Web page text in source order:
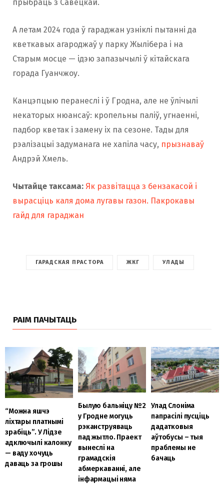
прыбраць з Савецкай.
А летам 2024 года ў гараджан узніклі пытанні да
кветкавых агароджаў у парку Жылібера і на
Старым мосце — ідэю запазычылі ў кітайскага
горада Гуанчжоу.
Канцэпцыю перанеслі і ў Гродна, але не ўлічылі
некаторых нюансаў: кропельны паліў, угнаенні,
падбор кветак і замену іх па сезоне. Тады для
рэалізацыі задуманага не хапіла часу, прызнаваў
Андрэй Хмель.
Чытайце таксама: Як развітацца з бензакасой і
вырасціць каля дома лугавы газон. Пакрокавы
гайд для гараджан
ГАРАДСКАЯ ПРАСТОРА ЖКГ УЛАДЫ
РАІМ ПАЧЫТАЦЬ
“Можна яшчэ
ліхтары платнымі
зрабіць”. У Лідзе
адключылі калонку
— ваду хочуць
даваць за грошы
Былую бальніцу №2
у Гродне могуць
рэканструяваць
пад жытло. Праект
вынеслі на
грамадскія
абмеркаванні, але
інфармацыі няма
Улад Слоніма
папрасілі пусціць
дадатковыя
аўтобусы – тыя
праблемы не
бачаць